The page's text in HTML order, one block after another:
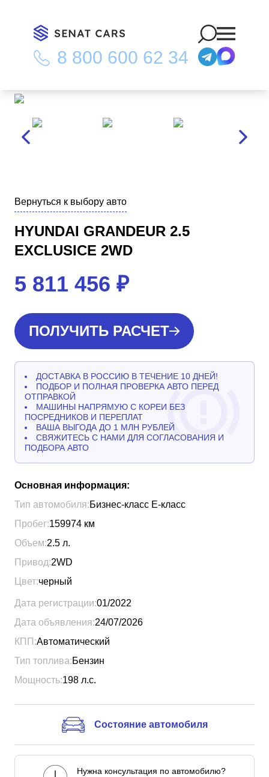
8 800 600 62 34
Главная Каталог/Hyundai Grandeur 2.5 Exclusice 2WD
Вернуться к выбору авто
HYUNDAI GRANDEUR 2.5
EXCLUSICE 2WD
5 811 456 ₽
ПОЛУЧИТЬ РАСЧЕТ
ДОСТАВКА В РОССИЮ В ТЕЧЕНИЕ 10 ДНЕЙ!
ПОДБОР И ПОЛНАЯ ПРОВЕРКА АВТО ПЕРЕД
ОТПРАВКОЙ
МАШИНЫ НАПРЯМУЮ С КОРЕИ БЕЗ
ПОСРЕДНИКОВ И ПЕРЕПЛАТ
ВАША ВЫГОДА ДО 1 МЛН РУБЛЕЙ
СВЯЖИТЕСЬ С НАМИ ДЛЯ СОГЛАСОВАНИЯ И
ПОДБОРА АВТО
Основная информация:
Тип автомобиля:Бизнес-класс Е-класс
Пробег:159974 км
Объем:2.5 л.
Привод:2WD
Цвет:черный
Дата регистрации:01/2022
Дата объявления:24/07/2026
КПП:Автоматический
Тип топлива:Бензин
Мощность:198 л.с.
Состояние автомобиля
Нужна консультация по автомобилю?